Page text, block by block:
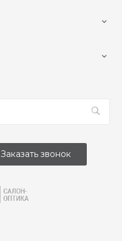
Заказать звонок